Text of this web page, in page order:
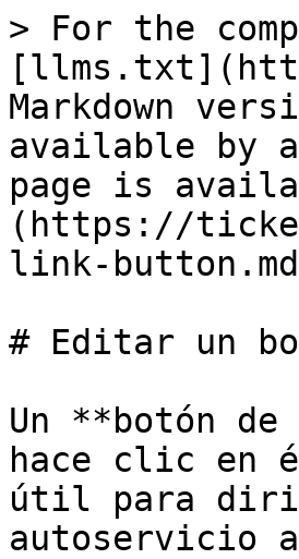
> For the
Markdown
available by
page is
(https://
link-
# Editar un
Un **botón
hace clic en
útil para
autoservicio